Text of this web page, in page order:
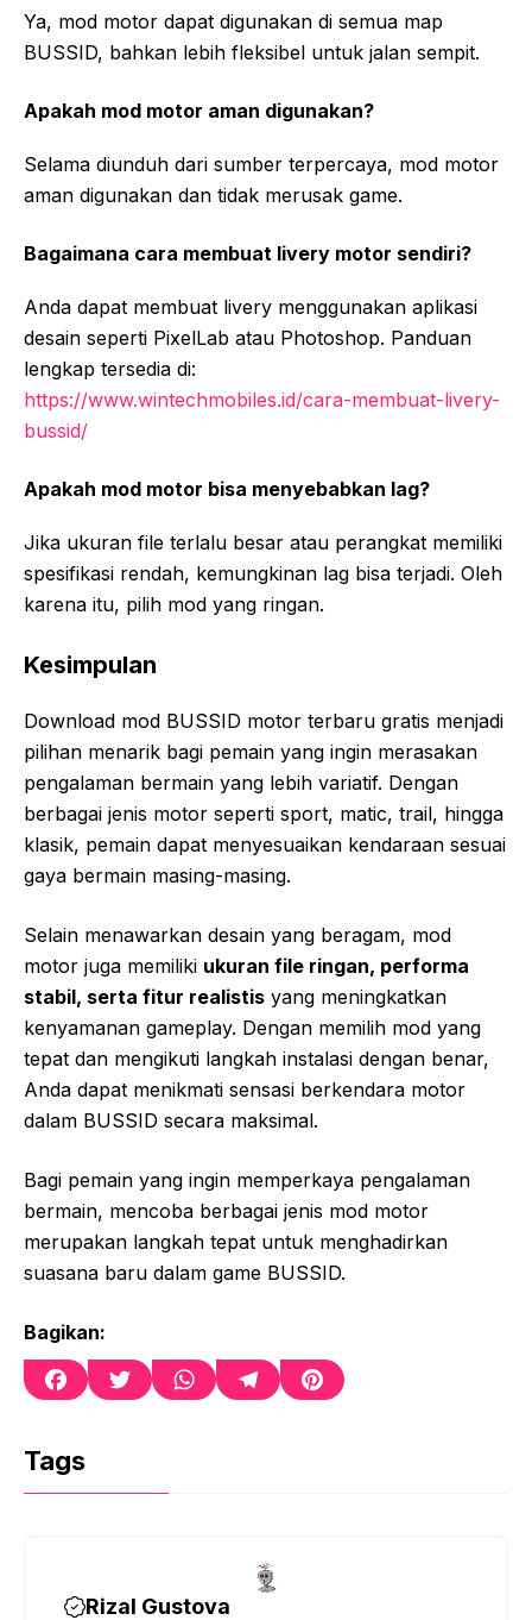
Ya, mod motor dapat digunakan di semua map
BUSSID, bahkan lebih fleksibel untuk jalan sempit.
Apakah mod motor aman digunakan?
Selama diunduh dari sumber terpercaya, mod motor
aman digunakan dan tidak merusak game.
Bagaimana cara membuat livery motor sendiri?
Anda dapat membuat livery menggunakan aplikasi
desain seperti PixelLab atau Photoshop. Panduan
lengkap tersedia di:
https://www.wintechmobiles.id/cara-membuat-livery-
bussid/
Apakah mod motor bisa menyebabkan lag?
Jika ukuran file terlalu besar atau perangkat memiliki
spesifikasi rendah, kemungkinan lag bisa terjadi. Oleh
karena itu, pilih mod yang ringan.
Kesimpulan
Download mod BUSSID motor terbaru gratis menjadi
pilihan menarik bagi pemain yang ingin merasakan
pengalaman bermain yang lebih variatif. Dengan
berbagai jenis motor seperti sport, matic, trail, hingga
klasik, pemain dapat menyesuaikan kendaraan sesuai
gaya bermain masing-masing.
Selain menawarkan desain yang beragam, mod
motor juga memiliki ukuran file ringan, performa
stabil, serta fitur realistis yang meningkatkan
kenyamanan gameplay. Dengan memilih mod yang
tepat dan mengikuti langkah instalasi dengan benar,
Anda dapat menikmati sensasi berkendara motor
dalam BUSSID secara maksimal.
Bagi pemain yang ingin memperkaya pengalaman
bermain, mencoba berbagai jenis mod motor
merupakan langkah tepat untuk menghadirkan
suasana baru dalam game BUSSID.
Bagikan:
F
e
b
T
t
W T
m
P
Tags
Rizal Gustova